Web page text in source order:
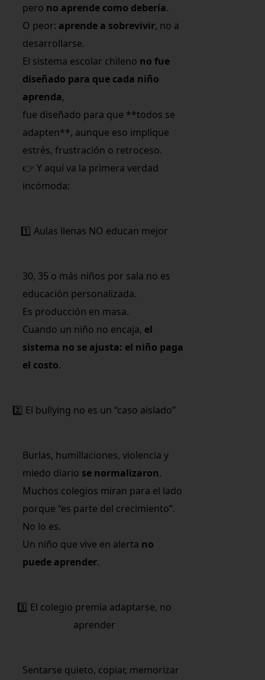
pero no aprende como debería.
O peor: aprende a sobrevivir, no a
desarrollarse.
El sistema escolar chileno no fue
diseñado para que cada niño
aprenda,
fue diseñado para que **todos se
adapten**, aunque eso implique
estrés, frustración o retroceso.
👉 Y aquí va la primera verdad
incómoda:
1️⃣ Aulas llenas NO educan mejor
30, 35 o más niños por sala no es
educación personalizada.
Es producción en masa.
Cuando un niño no encaja, el
sistema no se ajusta: el niño paga
el costo.
2️⃣ El bullying no es un “caso aislado”
Burlas, humillaciones, violencia y
miedo diario se normalizaron.
Muchos colegios miran para el lado
porque “es parte del crecimiento”.
No lo es.
Un niño que vive en alerta no
puede aprender.
3️⃣ El colegio premia adaptarse, no
aprender
Sentarse quieto, copiar, memorizar